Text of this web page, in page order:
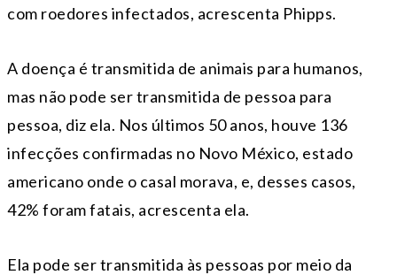
com roedores infectados, acrescenta Phipps.
A doença é transmitida de animais para humanos,
mas não pode ser transmitida de pessoa para
pessoa, diz ela. Nos últimos 50 anos, houve 136
infecções confirmadas no Novo México, estado
americano onde o casal morava, e, desses casos,
42% foram fatais, acrescenta ela.
Ela pode ser transmitida às pessoas por meio da